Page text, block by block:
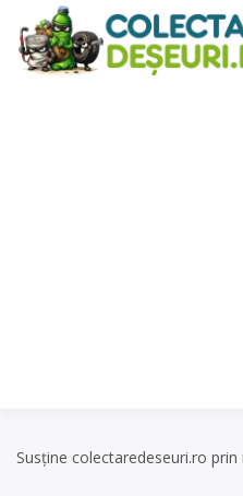
content
Susține colectaredeseuri.ro